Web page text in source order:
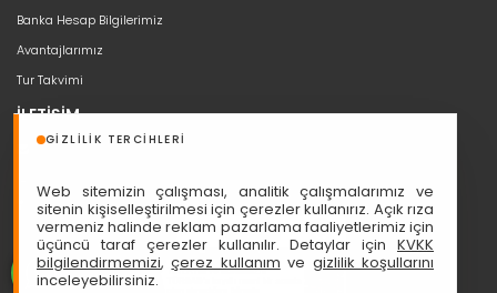
GIZLILIK TERCIHLERI
Web sitemizin çalışması, analitik çalışmalarımız ve
sitenin kişiselleştirilmesi için çerezler kullanırız. Açık rıza
vermeniz halinde reklam pazarlama faaliyetlerimiz için
üçüncü taraf çerezler kullanılır. Detaylar için KVKK
bilgilendirmemizi,çerez kullanım ve gizlilik koşullarını
inceleyebilirsiniz.
Banka Hesap Bilgilerimiz
Avantajlarımız
Tur Takvimi
İLETİŞİM
bilgi@seyahat53.com
Cumhuriyet, Sakarya Cd. Ali Nazmi İşhanı No:1/11, 06420 Çankaya